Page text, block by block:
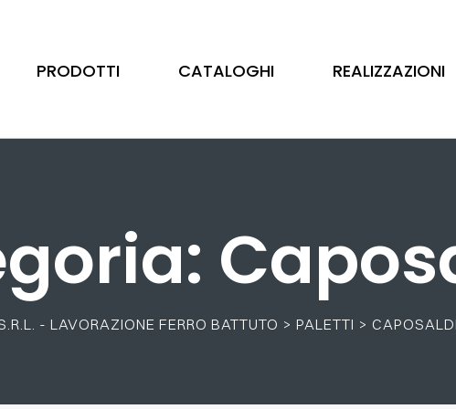
PRODOTTI CATALOGHI REALIZZAZIONI
Barre
Tubo
Catalogo Illustrativo
- LAVORAZIONE FERRO BATTUTO > PALETTI > CAPOSALDI